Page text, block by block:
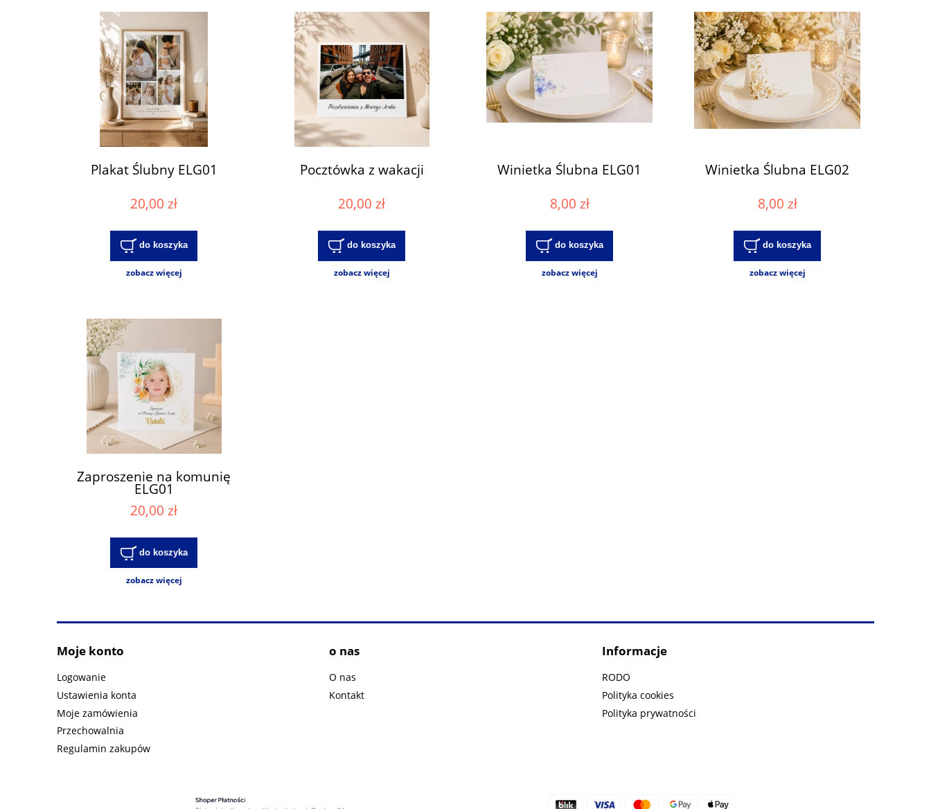
Plakat Ślubny ELG01
20,00 zł
do koszyka
zobacz więcej
Pocztówka z wakacji
20,00 zł
do koszyka
zobacz więcej
Winietka Ślubna ELG01
8,00 zł
do koszyka
zobacz więcej
Winietka Ślubna ELG02
8,00 zł
do koszyka
zobacz więcej
Zaproszenie na komunię
ELG01
20,00 zł
do koszyka
zobacz więcej
Moje konto
Logowanie
Ustawienia konta
Moje zamówienia
Przechowalnia
Regulamin zakupów
o nas
O nas
Kontakt
Informacje
RODO
Polityka cookies
Polityka prywatności